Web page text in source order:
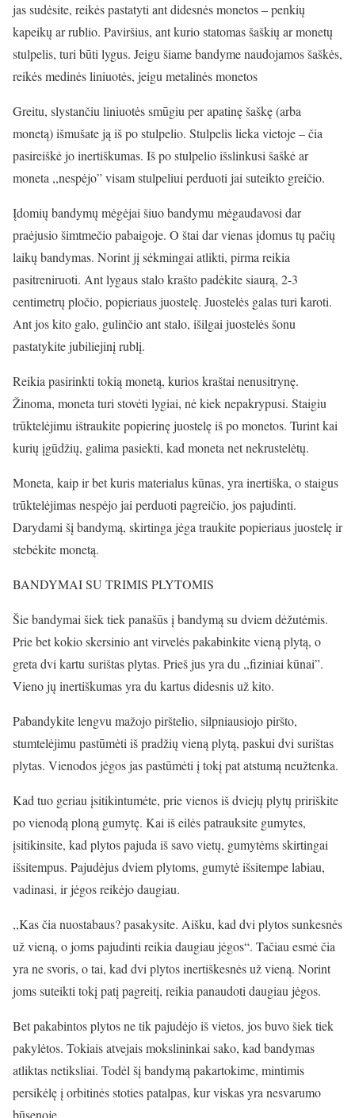
jas sudėsite, reikės pastatyti ant didesnės monetos – penkių
kapeikų ar rublio. Paviršius, ant kurio statomas šaškių ar monetų
stulpelis, turi būti lygus. Jeigu šiame bandyme naudojamos šaškės,
reikės medinės liniuotės, jeigu metalinės monetos
Greitu, slystančiu liniuotės smūgiu per apatinę šaškę (arba
monetą) išmušate ją iš po stulpelio. Stulpelis lieka vietoje – čia
pasireiškė jo inertiškumas. Iš po stulpelio išslinkusi šaškė ar
moneta ,,nespėjo” visam stulpeliui perduoti jai suteikto greičio.
Įdomių bandymų mėgėjai šiuo bandymu mėgaudavosi dar
praėjusio šimtmečio pabaigoje. O štai dar vienas įdomus tų pačių
laikų bandymas. Norint jį sėkmingai atlikti, pirma reikia
pasitreniruoti. Ant lygaus stalo krašto padėkite siaurą, 2-3
centimetrų pločio, popieriaus juostelę. Juostelės galas turi karoti.
Ant jos kito galo, gulinčio ant stalo, išilgai juostelės šonu
pastatykite jubiliejinį rublį.
Reikia pasirinkti tokią monetą, kurios kraštai nenusitrynę.
Žinoma, moneta turi stovėti lygiai, nė kiek nepakrypusi. Staigiu
trūktelėjimu ištraukite popierinę juostelę iš po monetos. Turint kai
kurių įgūdžių, galima pasiekti, kad moneta net nekrustelėtų.
Moneta, kaip ir bet kuris materialus kūnas, yra inertiška, o staigus
trūktelėjimas nespėjo jai perduoti pagreičio, jos pajudinti.
Darydami šį bandymą, skirtinga jėga traukite popieriaus juostelę ir
stebėkite monetą.
BANDYMAI SU TRIMIS PLYTOMIS
Šie bandymai šiek tiek panašūs į bandymą su dviem dėžutėmis.
Prie bet kokio skersinio ant virvelės pakabinkite vieną plytą, o
greta dvi kartu surištas plytas. Prieš jus yra du ,,fiziniai kūnai”.
Vieno jų inertiškumas yra du kartus didesnis už kito.
Pabandykite lengvu mažojo pirštelio, silpniausiojo piršto,
stumtelėjimu pastūmėti iš pradžių vieną plytą, paskui dvi surištas
plytas. Vienodos jėgos jas pastūmėti į tokį pat atstumą neužtenka.
Kad tuo geriau įsitikintumėte, prie vienos iš dviejų plytų pririškite
po vienodą ploną gumytę. Kai iš eilės patrauksite gumytes,
įsitikinsite, kad plytos pajuda iš savo vietų, gumytėms skirtingai
išsitempus. Pajudėjus dviem plytoms, gumytė išsitempe labiau,
vadinasi, ir jėgos reikėjo daugiau.
,,Kas čia nuostabaus? pasakysite. Aišku, kad dvi plytos sunkesnės
už vieną, o joms pajudinti reikia daugiau jėgos“. Tačiau esmė čia
yra ne svoris, o tai, kad dvi plytos inertiškesnės už vieną. Norint
joms suteikti tokį patį pagreitį, reikia panaudoti daugiau jėgos.
Bet pakabintos plytos ne tik pajudėjo iš vietos, jos buvo šiek tiek
pakylėtos. Tokiais atvejais mokslininkai sako, kad bandymas
atliktas netiksliai. Todėl šį bandymą pakartokime, mintimis
persikėlę į orbitinės stoties patalpas, kur viskas yra nesvarumo
būsenoje.